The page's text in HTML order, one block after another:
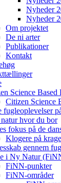
Nyheder
Nyheder
Om projektet
De ni arter
Publikationer
Kontakt
Science
Citizen Science
fugleoplevelser
hvor du bor
fokus på de
Klogere på
gennem
i Ny Natur
FiNN-punkter
FiNN-områder